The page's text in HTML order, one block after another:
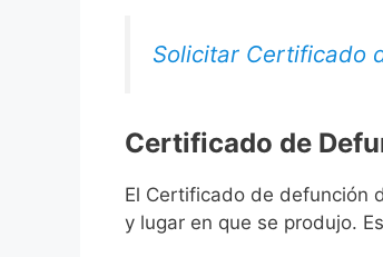
Solicitar Certificado
Certificado de
El Certificado de defunción
y lugar en que se produjo.